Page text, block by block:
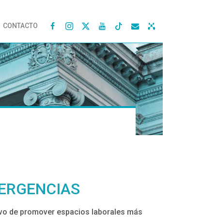
CONTACTO    
de promover espacios laborales más